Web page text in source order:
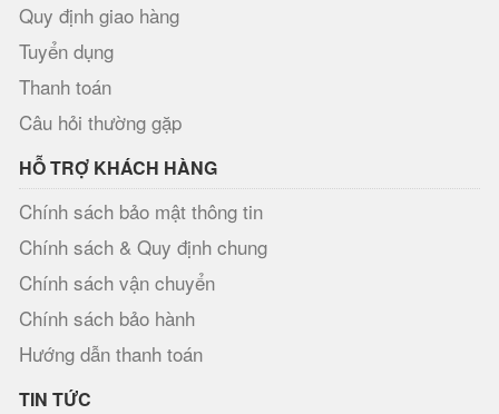
Quy định giao hàng
Tuyển dụng
Thanh toán
Câu hỏi thường gặp
HỖ TRỢ KHÁCH HÀNG
Chính sách bảo mật thông tin
Chính sách & Quy định chung
Chính sách vận chuyển
Chính sách bảo hành
Hướng dẫn thanh toán
TIN TỨC